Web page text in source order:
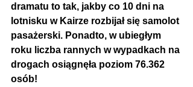
dramatu to tak, jakby co 10 dni na
lotnisku w Kairze rozbijał się samolot
pasażerski. Ponadto, w ubiegłym
roku liczba rannych w wypadkach na
drogach osiągnęła poziom 76.362
osób!